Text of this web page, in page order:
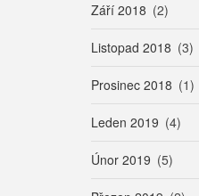
Září 2018 (2)
Listopad 2018 (3)
Prosinec 2018 (1)
Leden 2019 (4)
Únor 2019 (5)